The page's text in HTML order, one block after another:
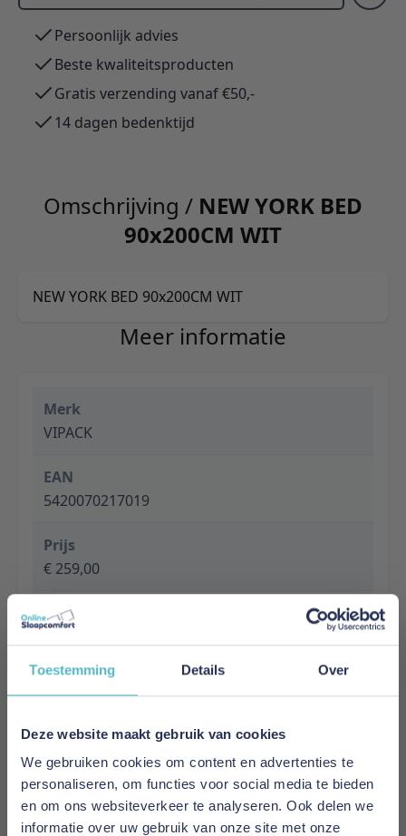
Toestemming Details Over
Deze website maakt gebruik van cookies
We gebruiken cookies om content en advertenties te
personaliseren, om functies voor social media te bieden
en om ons websiteverkeer te analyseren. Ook delen we
informatie over uw gebruik van onze site met onze
Persoonlijk advies
Beste kwaliteitsproducten
Gratis verzending vanaf €50,-
14 dagen bedenktijd
Omschrijving / NEW YORK BED
90x200CM WIT
NEW YORK BED 90x200CM WIT
Meer informatie
Merk
VIPACK
EAN
5420070217019
Prijs
€ 259,00
Levertijd
Specificaties
Finish: Powder coating
Slat base included: Yes
Recommended Slatbase: Slatbase is included
Product style: Industrial